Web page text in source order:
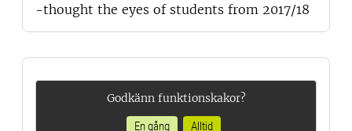
-thought the eyes of students from 2017/18
Godkänn funktionskakor?
En gång
Alltid